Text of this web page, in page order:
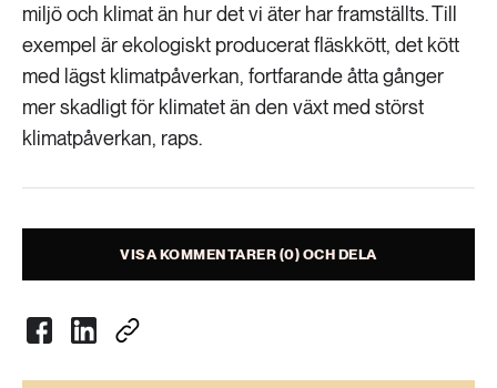
Livsstil & konsumtion
Mat & jordbruk
Skog
Social hållbarhet
Transport
Vatten
Klimat
252 ARTIKLAR
Landsbygd
Livsstil & konsumtion
612 ARTIKLAR
Mat & jordbruk
miljö och klimat än hur det vi äter har framställts. Till
exempel är ekologiskt producerat fläskkött, det kött
med lägst klimatpåverkan, fortfarande åtta gånger
mer skadligt för klimatet än den växt med störst
klimatpåverkan, raps.
VISA KOMMENTARER (0) OCH DELA